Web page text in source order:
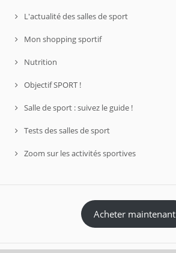
L'actualité des salles de sport
Mon shopping sportif
Nutrition
Objectif SPORT !
Salle de sport : suivez le guide !
Tests des salles de sport
Zoom sur les activités sportives
Acheter maintenant